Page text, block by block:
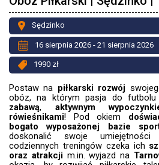
Sędzinko
16 sierpnia 2026 - 21 sierpnia 2026
1990 zł
Postaw na piłkarski rozwój
obóz, na którym pasja do
zabawą, aktywnym
rówieśnikami! Pod okiem
bogato wyposażonej bazie
doskonalić swoje
codziennych treningów czeka ich
oraz atrakcji m.in. wyjazd na